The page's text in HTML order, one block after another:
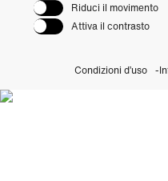
Riduci il movimento
Attiva il contrasto
Condizioni d’uso